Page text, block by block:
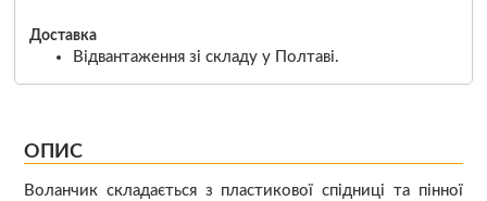
Доставка
Відвантаження зі складу у Полтаві.
ОПИС
Воланчик складається з пластикової спідниці та пінної